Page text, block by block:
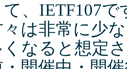
て、IETF107
々は非常に少
くなると想定